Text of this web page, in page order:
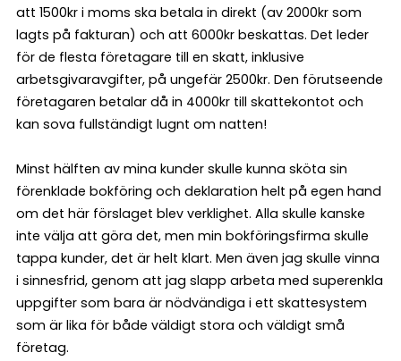
att 1500kr i moms ska betala in direkt (av 2000kr som
lagts på fakturan) och att 6000kr beskattas. Det leder
för de flesta företagare till en skatt, inklusive
arbetsgivaravgifter, på ungefär 2500kr. Den förutseende
företagaren betalar då in 4000kr till skattekontot och
kan sova fullständigt lugnt om natten!
Minst hälften av mina kunder skulle kunna sköta sin
förenklade bokföring och deklaration helt på egen hand
om det här förslaget blev verklighet. Alla skulle kanske
inte välja att göra det, men min bokföringsfirma skulle
tappa kunder, det är helt klart. Men även jag skulle vinna
i sinnesfrid, genom att jag slapp arbeta med superenkla
uppgifter som bara är nödvändiga i ett skattesystem
som är lika för både väldigt stora och väldigt små
företag.